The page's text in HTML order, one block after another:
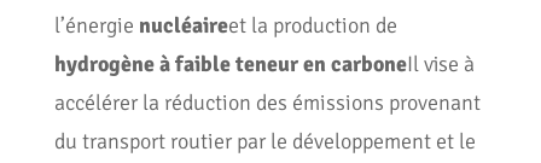
l’énergie nucléaireet la production de
hydrogène à faible teneur en carboneIl vise à
accélérer la réduction des émissions provenant
du transport routier par le développement et le